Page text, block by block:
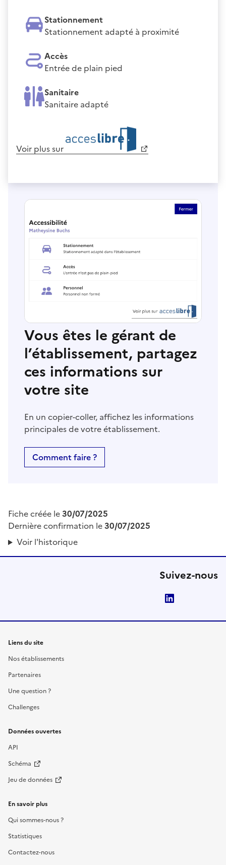
Stationnement
Stationnement adapté à proximité
Accès
Entrée de plain pied
Sanitaire
Sanitaire adapté
Voir plus sur
Vous êtes le gérant de
l’établissement, partagez
ces informations sur
votre site
En un copier-coller, affichez les informations
principales de votre établissement.
Comment faire ?
Fiche créée le30/07/2025
Dernière confirmation le30/07/2025
Voir l'historique
Suivez-nous
Liens du site
Nos établissements
Partenaires
Une question ?
Challenges
Données ouvertes
API
Schéma
Jeu de données
En savoir plus
Qui sommes-nous ?
Statistiques
Contactez-nous